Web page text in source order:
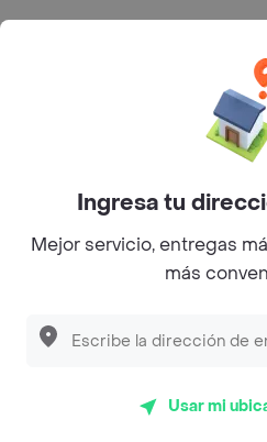
Bogotá D.C. ---
Ingresa tu
Mejor servicio, entregas
más
Usar mi